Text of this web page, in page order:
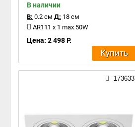
В наличии
В: 0.2 см Д: 18 см
AR111 x 1 max 50W
Цена: 2 498 Р.
Купить
173633